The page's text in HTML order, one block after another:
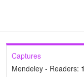
Captures
Mendeley - Readers: 1